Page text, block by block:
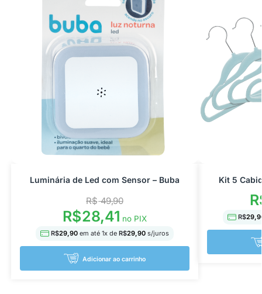
Luminária de Led com Sensor – Buba
R$49,90
R$28,41 no PIX
R$29,90 em até 1x de R$29,90s/juros
Adicionar ao carrinho
Kit 5
R$